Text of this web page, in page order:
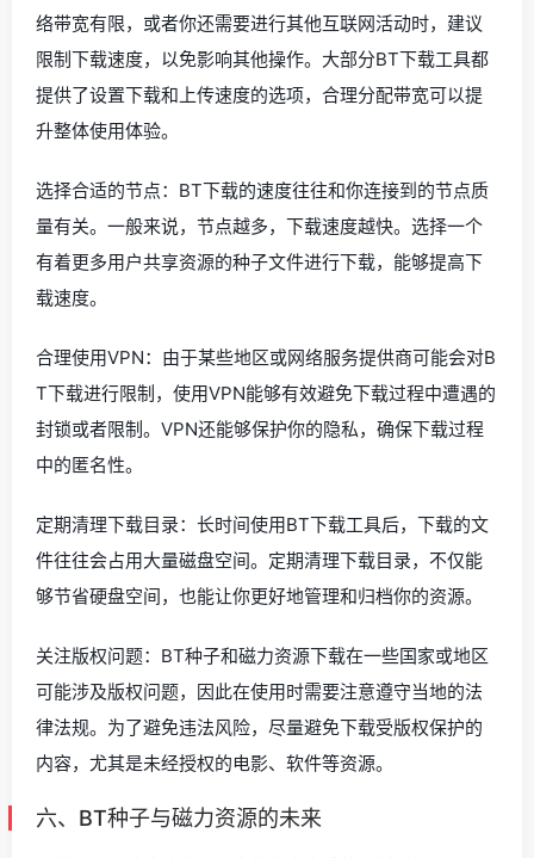
络带宽有限，或者你还需要进行其他互联网活动时，建议
限制下载速度，以免影响其他操作。大部分BT下载工具都
提供了设置下载和上传速度的选项，合理分配带宽可以提
升整体使用体验。
选择合适的节点：BT下载的速度往往和你连接到的节点质
量有关。一般来说，节点越多，下载速度越快。选择一个
有着更多用户共享资源的种子文件进行下载，能够提高下
载速度。
合理使用VPN：由于某些地区或网络服务提供商可能会对B
T下载进行限制，使用VPN能够有效避免下载过程中遭遇的
封锁或者限制。VPN还能够保护你的隐私，确保下载过程
中的匿名性。
定期清理下载目录：长时间使用BT下载工具后，下载的文
件往往会占用大量磁盘空间。定期清理下载目录，不仅能
够节省硬盘空间，也能让你更好地管理和归档你的资源。
关注版权问题：BT种子和磁力资源下载在一些国家或地区
可能涉及版权问题，因此在使用时需要注意遵守当地的法
律法规。为了避免违法风险，尽量避免下载受版权保护的
内容，尤其是未经授权的电影、软件等资源。
六、BT种子与磁力资源的未来